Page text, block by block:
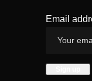
Email